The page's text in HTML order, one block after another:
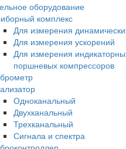
оборудование
комплекс
Для измерения
Для измерения ускорений
Для измерения
поршневых компрессоров
Одноканальный
Двухканальный
Трехканальный
Сигнала и спектра